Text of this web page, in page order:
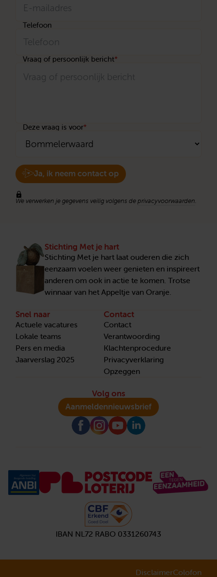
Telefoon
Vraag of persoonlijk bericht*
Deze vraag is voor*
Ja, ik neem contact op
We verwerken je gegevens veilig volgens deprivacyvoorwaarden.
Stichting Met je hart
Stichting Met je hart laat ouderen die zich
eenzaam voelen weer genieten en inspireert
anderen om ook in actie te komen. Trotse
winnaar van het Appeltje van Oranje.
Snel naar
Actuele vacatures
Lokale teams
Pers en media
Jaarverslag 2025
Contact
Contact
Verantwoording
Klachtenprocedure
Privacyverklaring
Opzeggen
Volg ons
Aanmeldennieuwsbrief
IBAN NL72 RABO 0331260743
DisclaimerColofon